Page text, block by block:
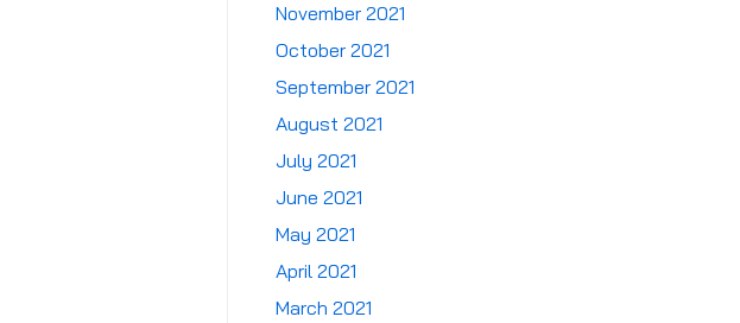
November 2021
October 2021
September 2021
August 2021
July 2021
June 2021
May 2021
April 2021
March 2021